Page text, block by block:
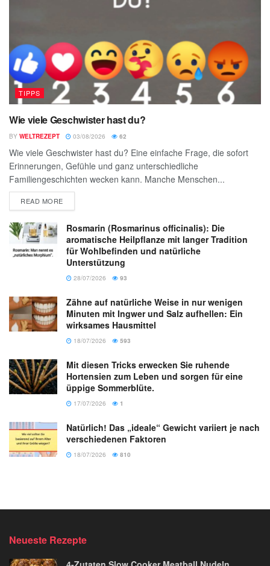
TIPPS
Wie viele Geschwister hast du?
BY WELTREZEPT 03/08/2026 62
Wie viele Geschwister hast du? Eine einfache Frage, die sofort
Erinnerungen, Gefühle und ganz unterschiedliche
Familiengeschichten wecken kann. Manche Menschen...
READ MORE
Rosmarin (Rosmarinus officinalis): Die
aromatische Heilpflanze mit langer Tradition
für Wohlbefinden und natürliche
Unterstützung
28/07/2026 93
Zähne auf natürliche Weise in nur wenigen
Minuten mit Ingwer und Salz aufhellen: Ein
wirksames Hausmittel
18/07/2026 593
Mit diesen Tricks erwecken Sie ruhende
Hortensien zum Leben und sorgen für eine
üppige Sommerblüte.
17/07/2026 1
Natürlich! Das „ideale“ Gewicht variiert je nach
verschiedenen Faktoren
18/07/2026 810
Neueste Rezepte